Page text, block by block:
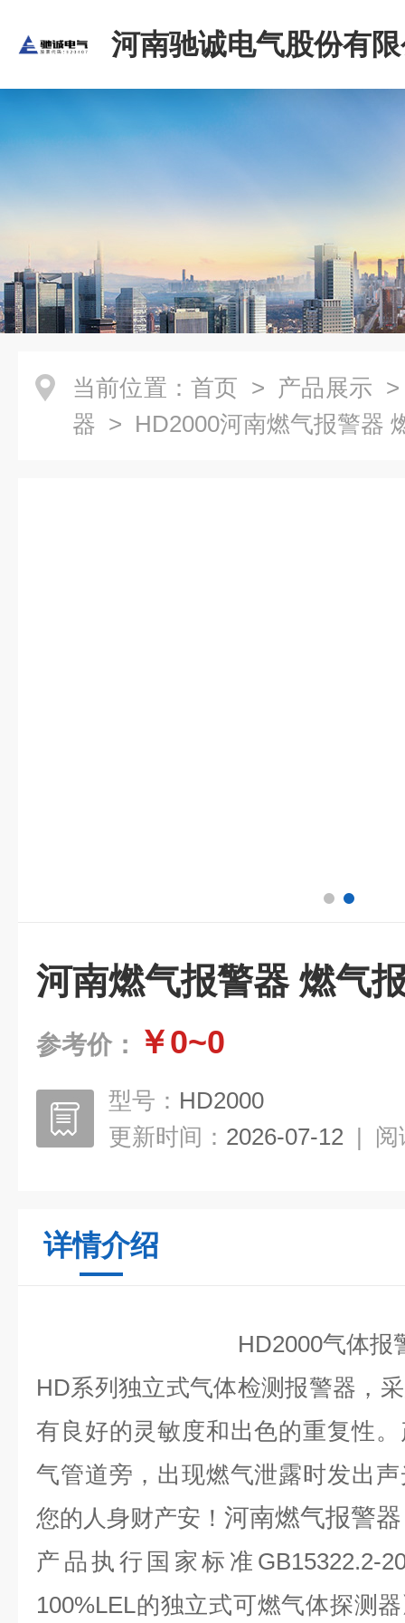
河南驰诚电气股份有
当前位置： 首页 > 产品展示
器 > HD2000河南燃气报警器
河南燃气报警器 燃气
参考价： ￥0~0
型号： HD2000
更新时间： 2026-07-12 | 阅
详情介绍
HD2000气体报
HD系列独立式气体检测报警器，
有良好的灵敏度和出色的重复性
气管道旁，出现燃气泄露时发出
您的人身财产安！ 河南燃气报警
产品执行国家标准 GB15322.2-
100%LEL的独立式可燃气体探测